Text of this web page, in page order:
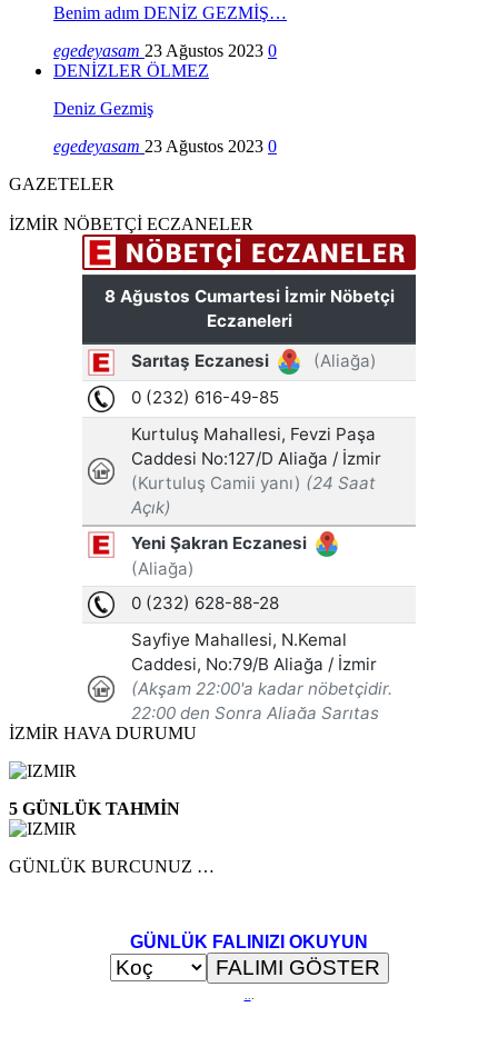
Benim adım DENİZ GEZMİŞ…
egedeyasam 23 Ağustos 2023 0
DENİZLER ÖLMEZ
Deniz Gezmiş
egedeyasam 23 Ağustos 2023 0
GAZETELER
İZMİR NÖBETÇİ ECZANELER
İZMİR HAVA DURUMU
5 GÜNLÜK TAHMİN
GÜNLÜK BURCUNUZ …
GÜNLÜK FALINIZI OKUYUN
...